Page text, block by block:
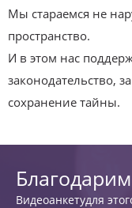
Мы стараемся не
пространство.
И в этом нас
законодательство,
сохранение тайны.
Видеоанкетудля